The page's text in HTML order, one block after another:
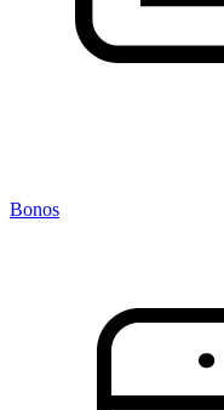
Bonos